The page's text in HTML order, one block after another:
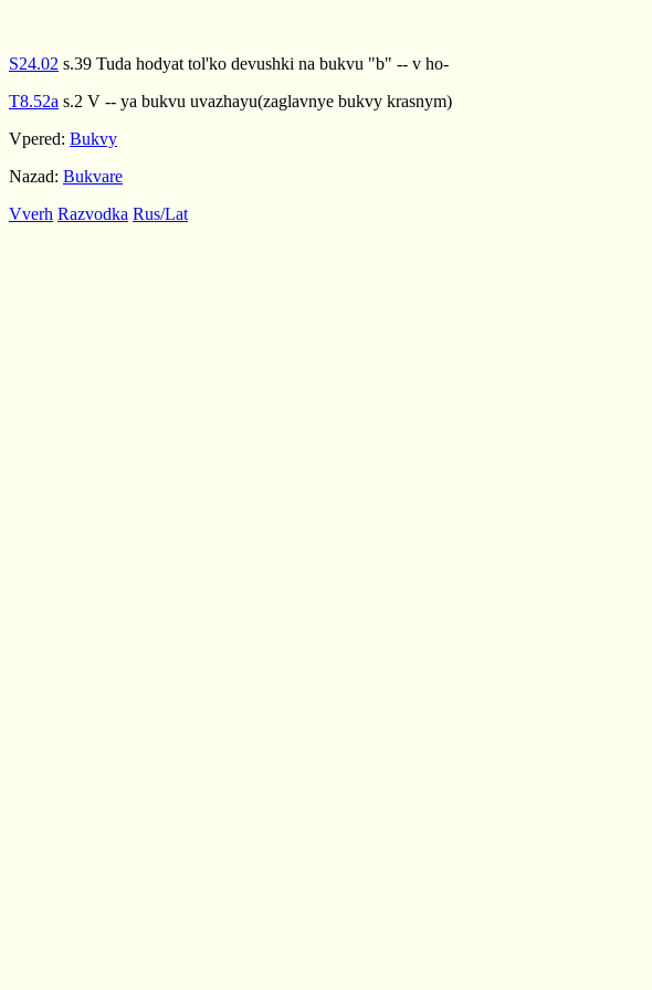
S24.02 s.39 Tuda hodyat tol'ko devushki na bukvu "b" -- v ho-
T8.52a s.2 V -- ya bukvu uvazhayu(zaglavnye bukvy krasnym)
Vpered: Bukvy
Nazad: Bukvare
Vverh Razvodka Rus/Lat